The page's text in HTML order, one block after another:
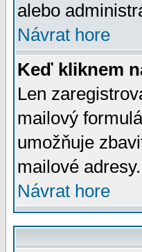
alebo
Návrat hore
Keď kliknem
Len
mailový
umožňuje
mailové adresy.
Návrat hore